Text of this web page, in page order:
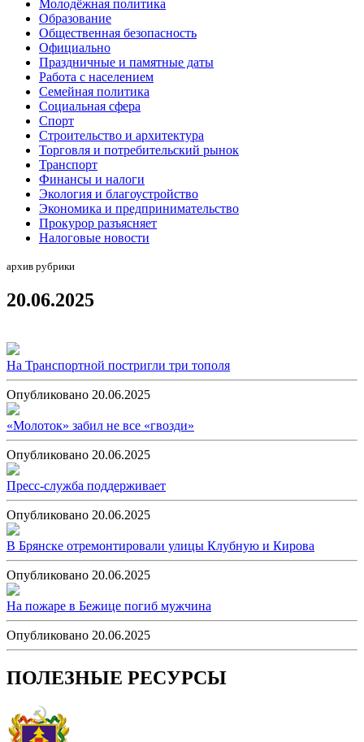
Молодёжная политика
Образование
Общественная безопасность
Официально
Праздничные и памятные даты
Работа с населением
Семейная политика
Социальная сфера
Спорт
Строительство и архитектура
Торговля и потребительский рынок
Транспорт
Финансы и налоги
Экология и благоустройство
Экономика и предпринимательство
Прокурор разъясняет
Налоговые новости
архив рубрики
20.06.2025
На Транспортной постригли три тополя
Опубликовано 20.06.2025
«Молоток» забил не все «гвозди»
Опубликовано 20.06.2025
Пресс-служба поддерживает
Опубликовано 20.06.2025
В Брянске отремонтировали улицы Клубную и Кирова
Опубликовано 20.06.2025
На пожаре в Бежице погиб мужчина
Опубликовано 20.06.2025
ПОЛЕЗНЫЕ РЕСУРСЫ